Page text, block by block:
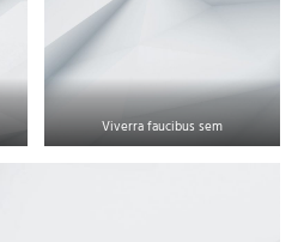
Viverra faucibus sem